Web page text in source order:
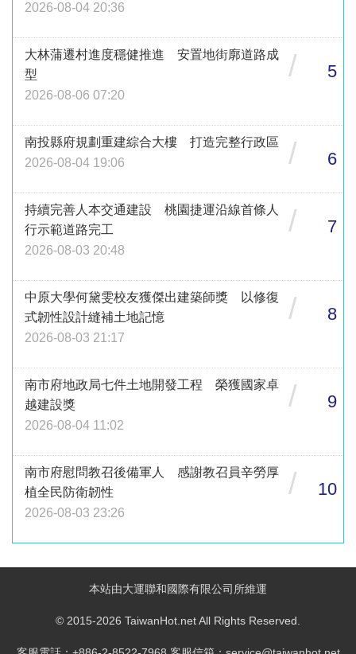
2026-08-04 20:36
大林蒲遷村進度穩健推進 安置地街廓道路成
型
2026-08-06 07:20
/ 5
南投縣府規劃重建綜合大樓 打造完整行政區
2026-08-04 19:06
/ 6
持續完善人本交通建設 桃園捷運沿線首條人
行示範道路完工
2026-08-03 20:48
/ 7
中原大學何黛雯校友獲傑出建築師獎 以修復
式韌性設計縫補土地記憶
2026-08-03 21:17
/ 8
南市府地政局七件土地開發工程 榮獲國家卓
越建設獎
2026-08-04 11:02
/ 9
南市府慰問教召後備軍人 感謝教召員辛勞厚
植全民防衛韌性
2026-08-03 23:26
/ 10
本站由大運聯和國際有限公司所維運
© 2015-2026 TaiwanHot.net All Rights Reserved.